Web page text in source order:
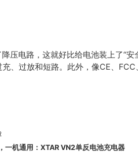
压电路，这就好比给电池装上了“
、过放和短路。此外，像CE、
一机通用：XTAR VN2单反电池充电器